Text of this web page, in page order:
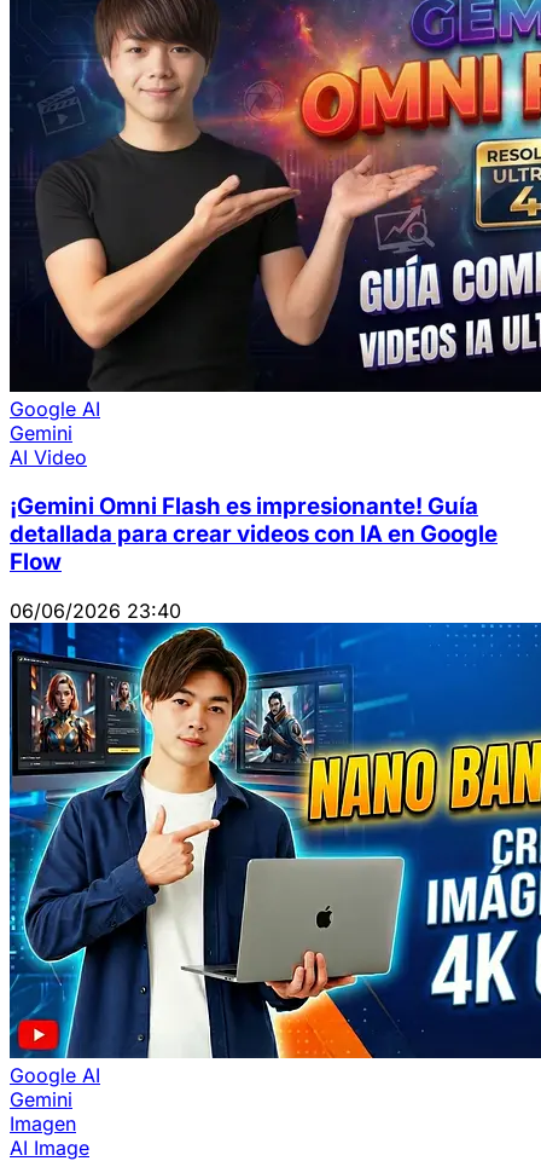
Google AI
Gemini
AI Video
¡Gemini Omni Flash es impresionante! Guía
detallada para crear videos con IA en Google
Flow
06/06/2026 23:40
Google AI
Gemini
Imagen
AI Image